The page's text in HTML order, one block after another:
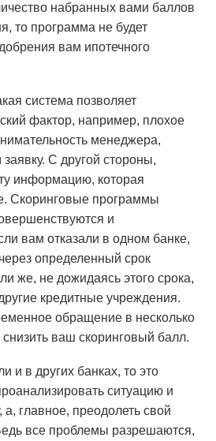
набранных вами баллов
то программа не будет
вам ипотечного
система позволяет
фактор, например, плохое
менеджера,
С другой стороны,
информацию, которая
Скоринговые программы
и
вам отказали в одном банке,
определенный срок
же, не дожидаясь этого срока,
кредитные учреждения.
обращение в несколько
ваш скоринговый балл.
и в других банках, то это
ситуацию и
а, главное, преодолеть свой
все проблемы разрешаются,